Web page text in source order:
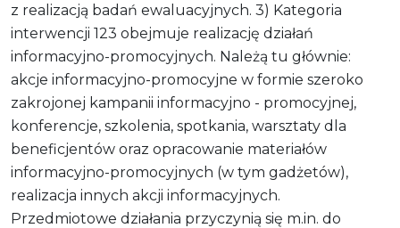
z realizacją badań ewaluacyjnych. 3) Kategoria
interwencji 123 obejmuje realizację działań
informacyjno-promocyjnych. Należą tu głównie:
akcje informacyjno-promocyjne w formie szeroko
zakrojonej kampanii informacyjno - promocyjnej,
konferencje, szkolenia, spotkania, warsztaty dla
beneficjentów oraz opracowanie materiałów
informacyjno-promocyjnych (w tym gadżetów),
realizacja innych akcji informacyjnych.
Przedmiotowe działania przyczynią się m.in. do